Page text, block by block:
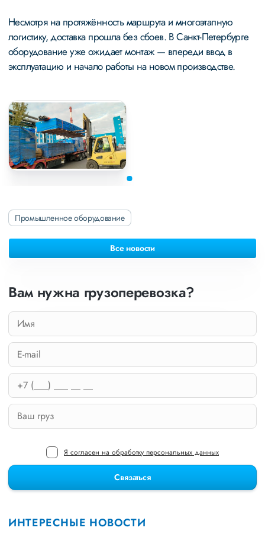
Несмотря на протяжённость маршрута и многоэтапную
логистику, доставка прошла без сбоев. В Санкт-Петербурге
оборудование уже ожидает монтаж — впереди ввод в
эксплуатацию и начало работы на новом производстве.
Промышленное оборудование
Все новости
Вам нужна грузоперевозка?
Связаться
Я согласен на обработку персональных данных
ИНТЕРЕСНЫЕ НОВОСТИ